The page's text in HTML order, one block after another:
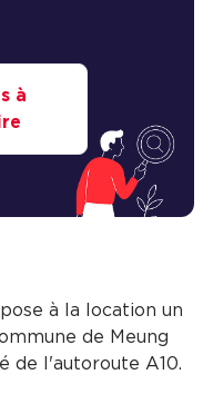
à
à la location un
de Meung
de l'autoroute A10.